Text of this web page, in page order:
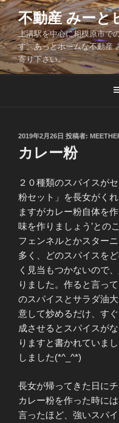
コ
ン
テ
ン
ツ
不動産 みーと
上溝駅を中心に相模原市で
す。あっとホームな不動産
寄り下さい。
投
日:
2019年2月26日 投稿者:
カレー粉
２０種類のスパイスが
粉セット」を長女がく
ますがカレー粉自体を
味を作りましょう’との
フェンネルとかスター
多く、どのスパイスを
く見当もつかないので
りました。作ると言っ
のスパイスとサラダ油
意して炒めるだけ、す
成させるとスパイスが
りますと書かれていま
しました(*^_^*)
長女が帰ってきた日に
カレー粉を作った時に
言ったほど、強いスパ